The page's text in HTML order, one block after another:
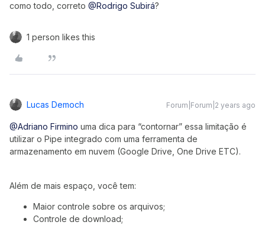
como todo, correto @Rodrigo Subirá?
1 person likes this
Lucas Democh Forum|Forum|2 years ago
@Adriano Firmino uma dica para “contornar” essa limitação é
utilizar o Pipe integrado com uma ferramenta de
armazenamento em nuvem (Google Drive, One Drive ETC).
Além de mais espaço, você tem:
Maior controle sobre os arquivos;
Controle de download;